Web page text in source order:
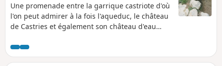
Une promenade entre la garrique castriote d'où
l'on peut admirer à la fois l'aqueduc, le château
de Castries et également son château d'eau
ronde, et le centre historique de ce joli village
héraultais.